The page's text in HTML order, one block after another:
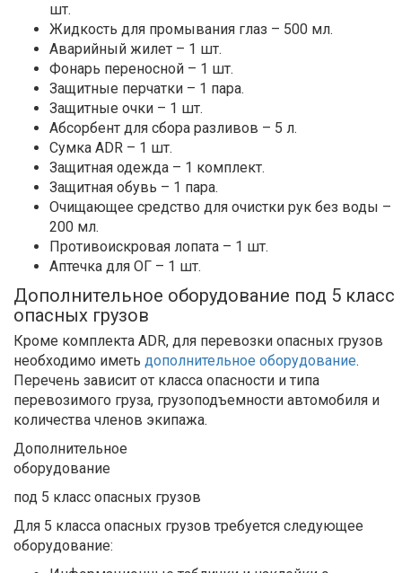
шт.
Жидкость для промывания глаз – 500 мл.
Аварийный жилет – 1 шт.
Фонарь переносной – 1 шт.
Защитные перчатки – 1 пара.
Защитные очки – 1 шт.
Абсорбент для сбора разливов – 5 л.
Сумка ADR – 1 шт.
Защитная одежда – 1 комплект.
Защитная обувь – 1 пара.
Очищающее средство для очистки рук без воды –
200 мл.
Противоискровая лопата – 1 шт.
Аптечка для ОГ – 1 шт.
Дополнительное оборудование под 5 класс
опасных грузов
Кроме комплекта ADR, для перевозки опасных грузов
необходимо иметь дополнительное оборудование.
Перечень зависит от класса опасности и типа
перевозимого груза, грузоподъемности автомобиля и
количества членов экипажа.
Дополнительное
оборудование
под 5 класс опасных грузов
Для 5 класса опасных грузов требуется следующее
оборудование: